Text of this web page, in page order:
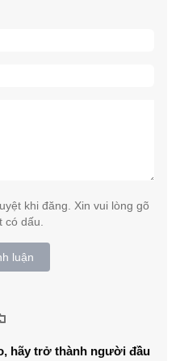
khi đăng. Xin vui lòng gõ
có dấu.
luận
hãy trở thành người đầu